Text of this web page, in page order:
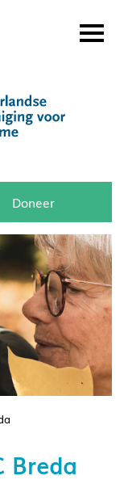
Doneer
Breda